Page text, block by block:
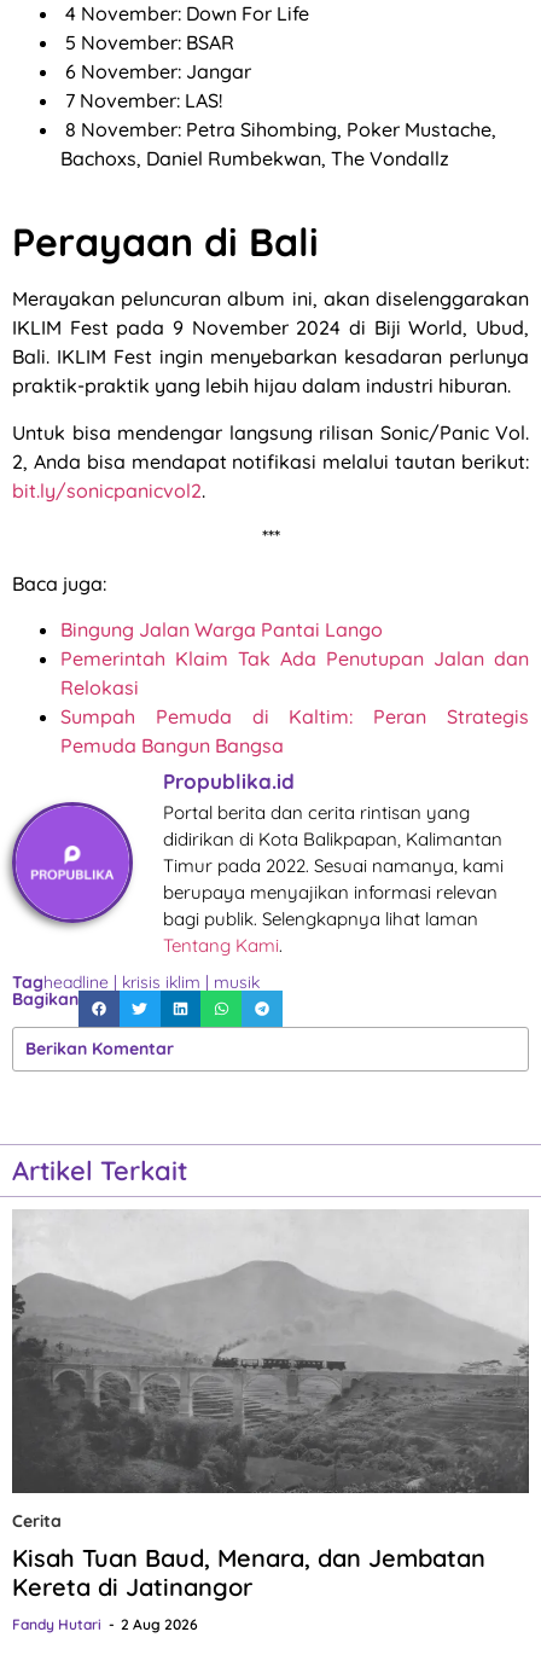
4 November: Down For Life
5 November: BSAR
6 November: Jangar
7 November: LAS!
8 November: Petra Sihombing, Poker Mustache,
Bachoxs, Daniel Rumbekwan, The Vondallz
Perayaan di Bali
Merayakan peluncuran album ini, akan diselenggarakan
IKLIM Fest pada 9 November 2024 di Biji World, Ubud,
Bali. IKLIM Fest ingin menyebarkan kesadaran perlunya
praktik-praktik yang lebih hijau dalam industri hiburan.
Untuk bisa mendengar langsung rilisan Sonic/Panic Vol.
2, Anda bisa mendapat notifikasi melalui tautan berikut:
bit.ly/sonicpanicvol2.
***
Baca juga:
Bingung Jalan Warga Pantai Lango
Pemerintah Klaim Tak Ada Penutupan Jalan dan
Relokasi
Sumpah Pemuda di Kaltim: Peran Strategis
Pemuda Bangun Bangsa
Propublika.id
Portal berita dan cerita rintisan yang
didirikan di Kota Balikpapan, Kalimantan
Timur pada 2022. Sesuai namanya, kami
berupaya menyajikan informasi relevan
bagi publik. Selengkapnya lihat laman
Tentang Kami.
Tagheadline | krisis iklim | musik
Bagikan
Berikan Komentar
Artikel Terkait
Cerita
Kisah Tuan Baud, Menara, dan Jembatan
Kereta di Jatinangor
Fandy Hutari 2 Aug 2026